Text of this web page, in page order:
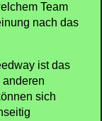
Team
nach das
ist das
sich